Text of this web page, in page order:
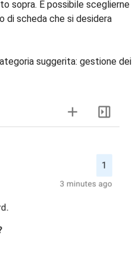
sopra. È possibile sceglierne
di scheda che si desidera
suggerita: gestione dei